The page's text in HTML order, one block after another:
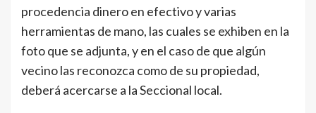
procedencia dinero en efectivo y varias
herramientas de mano, las cuales se exhiben en la
foto que se adjunta, y en el caso de que algún
vecino las reconozca como de su propiedad,
deberá acercarse a la Seccional local.